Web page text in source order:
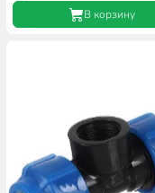
В корзину